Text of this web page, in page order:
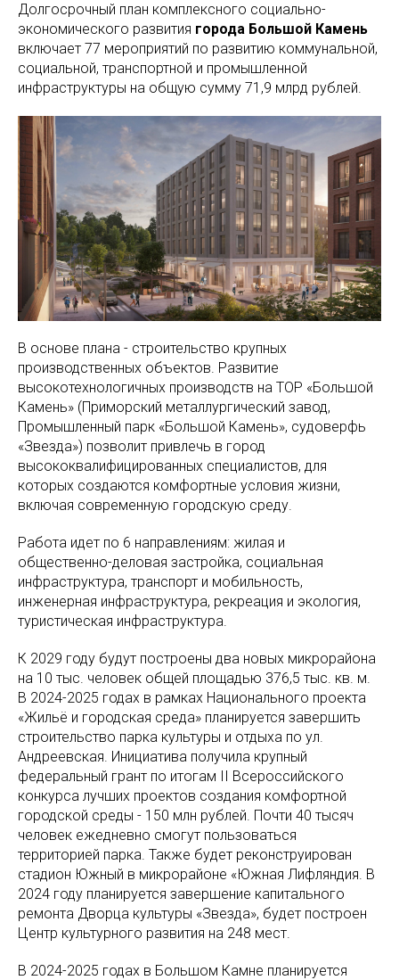
Долгосрочный план комплексного социально-
экономического развития города Большой Камень
включает 77 мероприятий по развитию коммунальной,
социальной, транспортной и промышленной
инфраструктуры на общую сумму 71,9 млрд рублей.
В основе плана - строительство крупных
производственных объектов. Развитие
высокотехнологичных производств на ТОР «Большой
Камень» (Приморский металлургический завод,
Промышленный парк «Большой Камень», судоверфь
«Звезда») позволит привлечь в город
высококвалифицированных специалистов, для
которых создаются комфортные условия жизни,
включая современную городскую среду.
Работа идет по 6 направлениям: жилая и
общественно-деловая застройка, социальная
инфраструктура, транспорт и мобильность,
инженерная инфраструктура, рекреация и экология,
туристическая инфраструктура.
К 2029 году будут построены два новых микрорайона
на 10 тыс. человек общей площадью 376,5 тыс. кв. м.
В 2024-2025 годах в рамках Национального проекта
«Жильё и городская среда» планируется завершить
строительство парка культуры и отдыха по ул.
Андреевская. Инициатива получила крупный
федеральный грант по итогам II Всероссийского
конкурса лучших проектов создания комфортной
городской среды - 150 млн рублей. Почти 40 тысяч
человек ежедневно смогут пользоваться
территорией парка. Также будет реконструирован
стадион Южный в микрорайоне «Южная Лифляндия. В
2024 году планируется завершение капитального
ремонта Дворца культуры «Звезда», будет построен
Центр культурного развития на 248 мест.
В 2024-2025 годах в Большом Камне планируется